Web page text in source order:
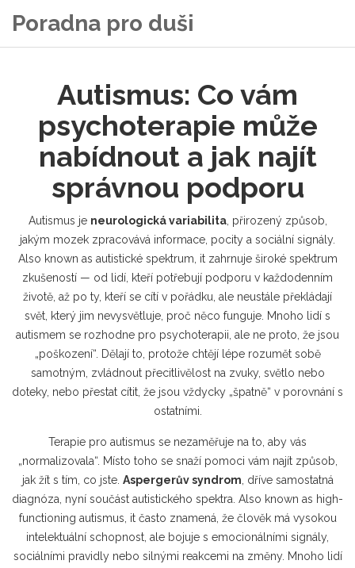
Poradna pro duši
Autismus: Co vám
psychoterapie může
nabídnout a jak najít
správnou podporu
Autismus je neurologická variabilita, přirozený způsob,
jakým mozek zpracovává informace, pocity a sociální signály.
Also known as autistické spektrum , it zahrnuje široké spektrum
zkušeností — od lidí, kteří potřebují podporu v každodenním
životě, až po ty, kteří se cítí v pořádku, ale neustále překládají
svět, který jim nevysvětluje, proč něco funguje. Mnoho lidí s
autismem se rozhodne pro psychoterapii, ale ne proto, že jsou
„poškození“. Dělají to, protože chtějí lépe rozumět sobě
samotným, zvládnout přecitlivělost na zvuky, světlo nebo
doteky, nebo přestat cítit, že jsou vždycky „špatně“ v porovnání s
ostatními.
Terapie pro autismus se nezaměřuje na to, aby vás
„normalizovala“. Místo toho se snaží pomoci vám najít způsob,
jak žít s tím, co jste. Aspergerův syndrom dříve samostatná
diagnóza, nyní součást autistického spektra . Also known as high-
functioning autismus , it často znamená, že člověk má vysokou
intelektuální schopnost, ale bojuje s emocionálními signály,
sociálními pravidly nebo silnými reakcemi na změny. Mnoho lidí